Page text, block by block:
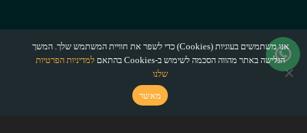
אנו משתמשים בעוגיות (Cookies) כדי לשפר את חוויית המשתמש שלך. המשך
הגלישה באתר מהווה הסכמה לשימוש ב-Cookies בהתאם
למדיניות הפרטיות
שלנו
מאשר